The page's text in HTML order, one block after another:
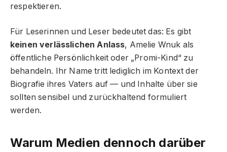
respektieren.
Für Leserinnen und Leser bedeutet das: Es gibt
keinen verlässlichen Anlass, Amelie Wnuk als
öffentliche Persönlichkeit oder „Promi-Kind“ zu
behandeln. Ihr Name tritt lediglich im Kontext der
Biografie ihres Vaters auf — und Inhalte über sie
sollten sensibel und zurückhaltend formuliert
werden.
Warum Medien dennoch darüber